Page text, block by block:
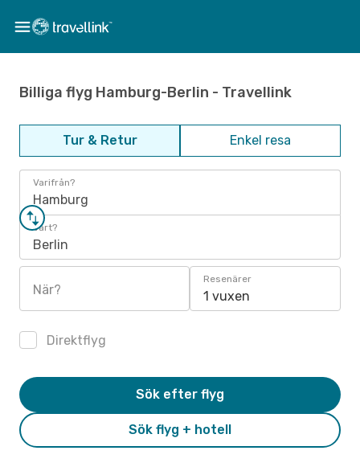
Billiga flyg Hamburg-Berlin - Travellink
Tur & Retur Enkel resa
Varifrån?
Hamburg
Vart?
Berlin
När?
Resenärer
1 vuxen
Direktflyg
Sök flyg + hotell
Sök efter flyg